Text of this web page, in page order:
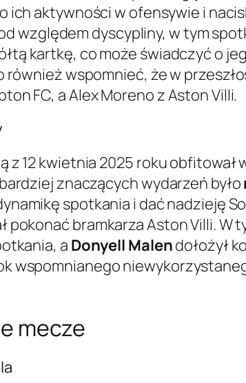
ich aktywności w ofensywie i
względem dyscypliny, w tym
kartkę, co może świadczyć o
wspomnieć, że w
FC, a Alex Moreno z Aston Villi.
z 12 kwietnia 2025 roku
znaczących wydarzeń było
spotkania i dać nadzieję
bramkarza Aston Villi. W
a Donyell Malendołożył
wspomnianego
mecze